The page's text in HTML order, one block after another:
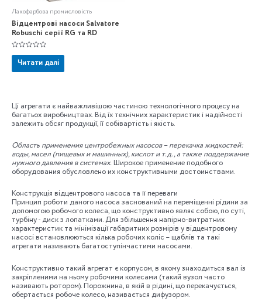
Лакофарбова промисловість
Відцентрові насоси Salvatore
Robuschi серії RG та RD
Оцінено
з
Читати далі
Ці агрегати є найважливішою частиною технологічного процесу на
багатьох виробництвах. Від їх технічних характеристик і надійності
залежить обсяг продукції, її собівартість і якість.
Область применения центробежных насосов – перекачка жидкостей:
воды, масел (пищевых и машинных), кислот и т.д., а также поддержание
нужного давления в системах. Широкое применение подобного
оборудования обусловлено их конструктивными достоинствами.
Конструкція відцентрового насоса та її переваги
Принцип роботи даного насоса заснований на переміщенні рідини за
допомогою робочого колеса, що конструктивно являє собою, по суті,
турбіну - диск з лопатками. Для збільшення напірно-витратних
характеристик та мінімізації габаритних розмірів у відцентровому
насосі встановлюються кілька робочих коліс – щаблів та такі
агрегати називають багатоступінчастими насосами.
Конструктивно такий агрегат є корпусом, в якому знаходиться вал із
закріпленими на ньому робочими колесами (такий вузол часто
називають ротором). Порожнина, в якій в рідині, що перекачується,
обертається робоче колесо, називається дифузором.